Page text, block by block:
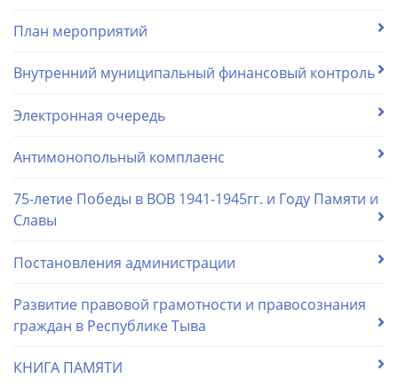
План мероприятий
Внутренний муниципальный финансовый контроль
Электронная очередь
Антимонопольный комплаенс
75-летие Победы в ВОВ 1941-1945гг. и Году Памяти и
Славы
Постановления администрации
Развитие правовой грамотности и правосознания
граждан в Республике Тыва
КНИГА ПАМЯТИ